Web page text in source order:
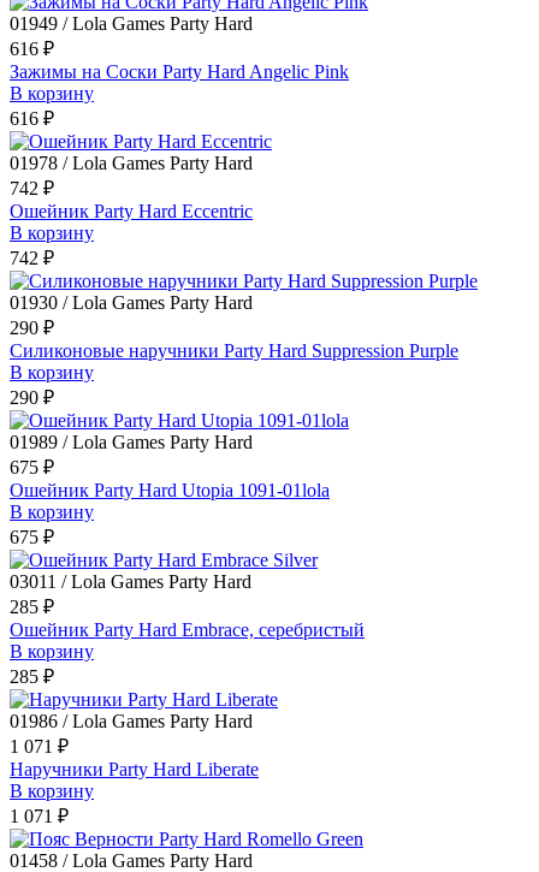
01949 / Lola Games Party Hard
616 ₽
Зажимы на Cоски Party Hard Angelic Pink
В корзину
616 ₽
01978 / Lola Games Party Hard
742 ₽
Ошейник Party Hard Eccentric
В корзину
742 ₽
01930 / Lola Games Party Hard
290 ₽
Силиконовые наручники Party Hard Suppression Purple
В корзину
290 ₽
01989 / Lola Games Party Hard
675 ₽
Ошейник Party Hard Utopia 1091-01lola
В корзину
675 ₽
03011 / Lola Games Party Hard
285 ₽
Ошейник Party Hard Embrace, серебристый
В корзину
285 ₽
01986 / Lola Games Party Hard
1 071 ₽
Наручники Party Hard Liberate
В корзину
1 071 ₽
01458 / Lola Games Party Hard